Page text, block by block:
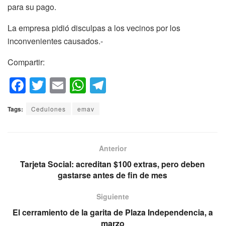
para su pago.
La empresa pidió disculpas a los vecinos por los
inconvenientes causados.-
Compartir:
F
a
c
o
T
wi
tt
E
m
ail
W
h
at
p
p
a
m
Tags: Cedulones emav
Anterior
Tarjeta Social: acreditan $100 extras, pero deben
gastarse antes de fin de mes
Siguiente
El cerramiento de la garita de Plaza Independencia, a
marzo